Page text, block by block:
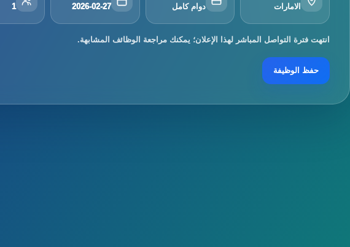
الامارات دوام كامل 2026-02-27
1
انتهت فترة التواصل المباشر لهذا الإعلان؛ يمكنك مراجعة الوظائف المشابهة.
حفظ الوظيفة